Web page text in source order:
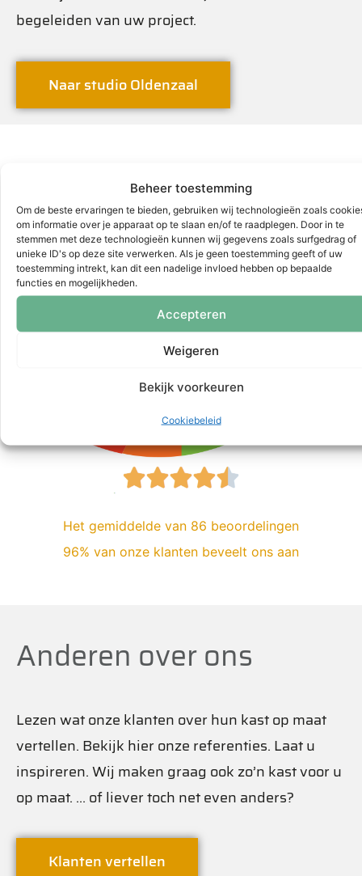
Beheer toestemming
Om de beste ervaringen te bieden, gebruiken wij technologieën zoals
om informatie over je apparaat op te slaan en/of te raadplegen. Door in te
stemmen met deze technologieën kunnen wij gegevens zoals surfgedrag of
unieke ID's op deze site verwerken. Als je geen toestemming geeft of uw
toestemming intrekt, kan dit een nadelige invloed hebben op bepaalde
functies en mogelijkheden.
Accepteren
Weigeren
Bekijk voorkeuren
Cookiebeleid
begeleiden van uw project.
Naar studio Oldenzaal
Klanten vertellen
9.5
Het gemiddelde van 86 beoordelingen
96% van onze klanten beveelt ons aan
Anderen over ons
Lezen wat onze klanten over hun kast op maat
vertellen. Bekijk hier onze referenties. Laat u
inspireren. Wij maken graag ook zo’n kast voor u
op maat. … of liever toch net even anders?
Klanten vertellen